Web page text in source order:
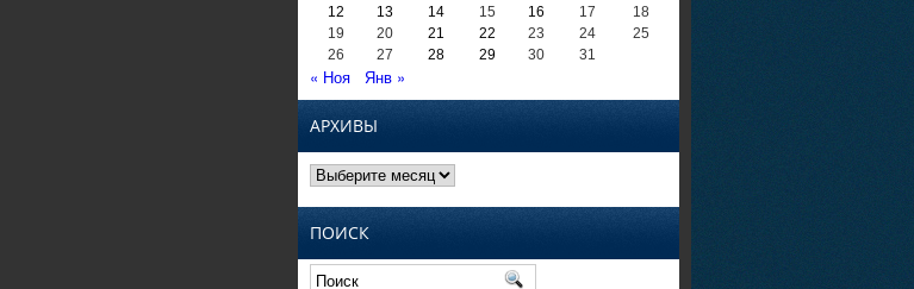
12
13 14 15 16 17
18
19
20 21 22 23 24
25
26
27 28 29 30 31
« Ноя Янв »
АРХИВЫ
Архивы
ПОИСК